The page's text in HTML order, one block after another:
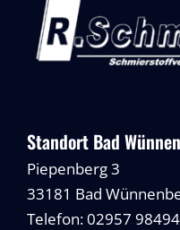
Standort Bad
Piepenberg 3
33181 Bad
Telefon: 02957